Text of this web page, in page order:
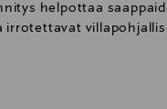
helpottaa